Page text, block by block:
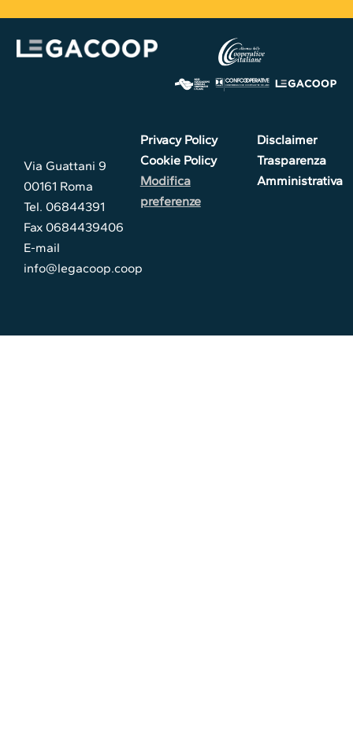
Via Guattani 9
00161 Roma
Tel. 06844391
Fax 0684439406
E-mail
info@legacoop.coop
Privacy Policy
Cookie Policy
Modifica
preferenze
Disclaimer
Trasparenza
Amministrativa